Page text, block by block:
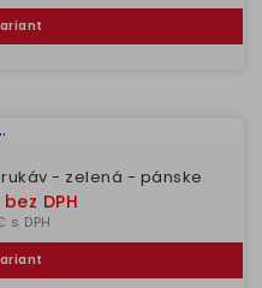
rukáv - zelená - pánske
DPH
s DPH